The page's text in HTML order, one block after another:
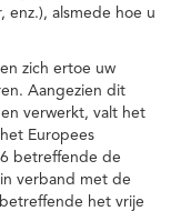
enz.), alsmede hoe u
zich ertoe uw
Aangezien dit
verwerkt, valt het
Europees
betreffende de
verband met de
het vrije